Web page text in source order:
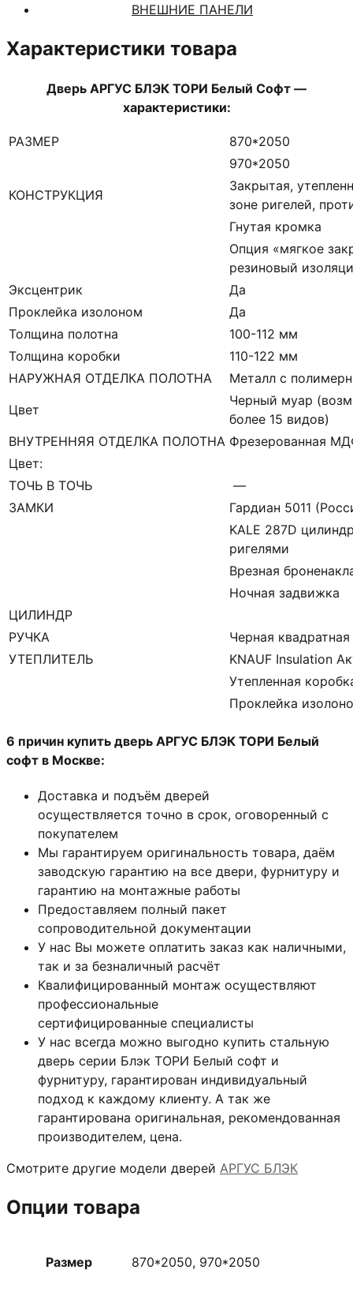
ВНЕШНИЕ ПАНЕЛИ
Характеристики товара
Дверь АРГУС БЛЭК ТОРИ Белый Софт —
характеристики:
РАЗМЕР
870*2050
970*2050
КОНСТРУКЦИЯ
Закрытая,
зоне ригелей,
Гнутая кромка
Опция «мягкое
резиновый
Эксцентрик
Да
Проклейка изолоном
Да
Толщина полотна
100-112 мм
Толщина коробки
110-122 мм
НАРУЖНАЯ ОТДЕЛКА ПОЛОТНА
Металл с
Цвет
Черный муар
более 15 видов)
ВНУТРЕННЯЯ ОТДЕЛКА ПОЛОТНА Фрезерованная
Цвет:
ТОЧЬ В ТОЧЬ
—
ЗАМКИ
Гардиан 5011
KALE 287D
ригелями
Врезная
Ночная задвижка
ЦИЛИНДР
РУЧКА
Черная
УТЕПЛИТЕЛЬ
KNAUF Insulation
Утепленная
Проклейка
6 причин купить дверь АРГУС БЛЭК ТОРИ Белый
софт в Москве:
Доставка и подъём дверей
осуществляется точно в срок, оговоренный с
покупателем
Мы гарантируем оригинальность товара, даём
заводскую гарантию на все двери, фурнитуру и
гарантию на монтажные работы
Предоставляем полный пакет
сопроводительной документации
У нас Вы можете оплатить заказ как наличными,
так и за безналичный расчёт
Квалифицированный монтаж осуществляют
профессиональные
сертифицированные специалисты
У нас всегда можно выгодно купить стальную
дверь серии Блэк ТОРИ Белый софт и
фурнитуру, гарантирован индивидуальный
подход к каждому клиенту. А так же
гарантирована оригинальная, рекомендованная
производителем, цена.
Смотрите другие модели дверей АРГУС БЛЭК
Опции товара
Размер 870*2050, 970*2050